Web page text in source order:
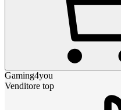
Gaming4you
Venditore top